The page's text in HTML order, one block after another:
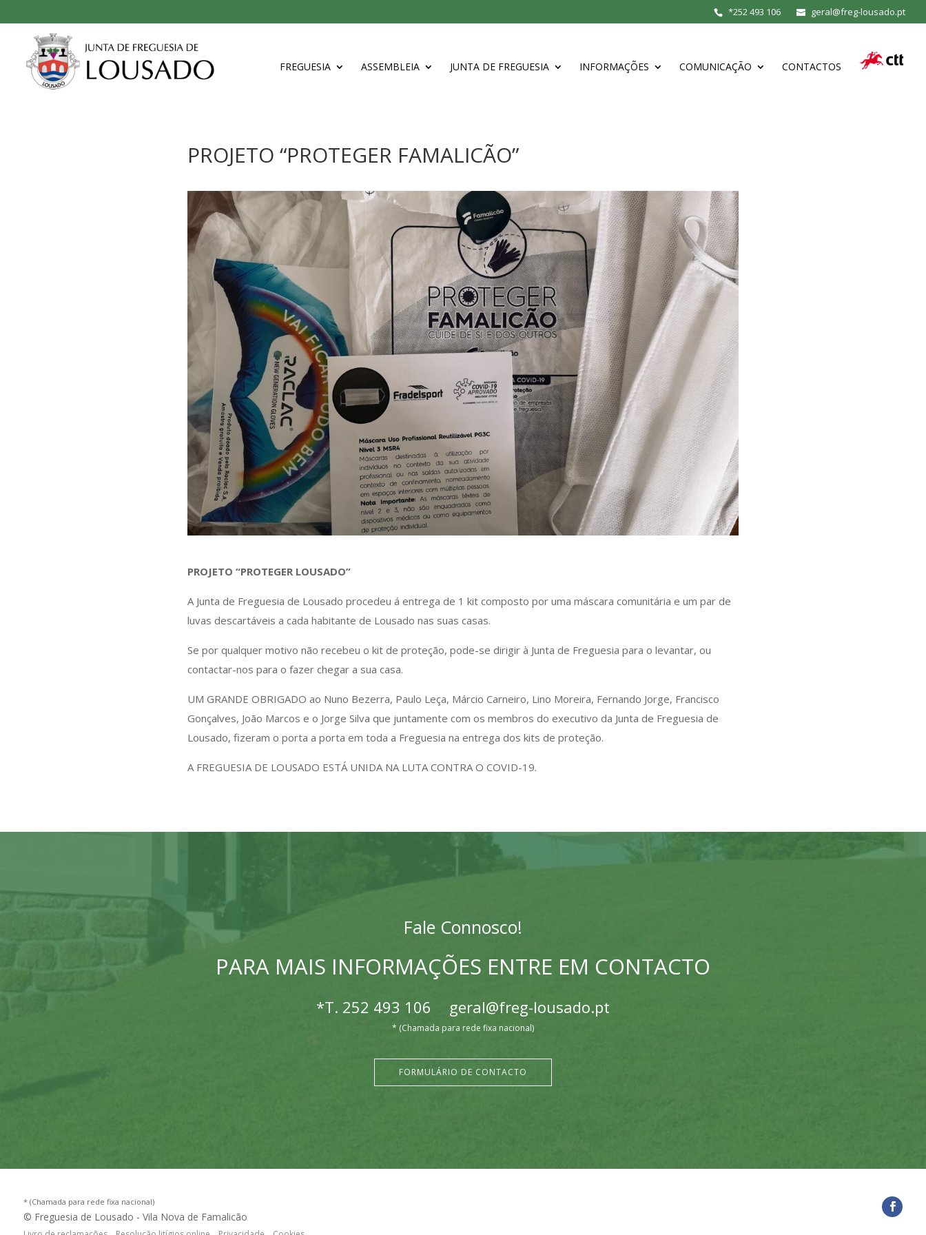
*252 493 106 geral@freg-lousado.pt
FREGUESIA ASSEMBLEIA JUNTA DE FREGUESIA INFORMAÇÕES COMUNICAÇÃO CONTACTOS
PROJETO “PROTEGER FAMALICÃO”
PROJETO “PROTEGER LOUSADO”
A Junta de Freguesia de Lousado procedeu á entrega de 1 kit composto por uma máscara comunitária e um par de
luvas descartáveis a cada habitante de Lousado nas suas casas.
Se por qualquer motivo não recebeu o kit de proteção, pode-se dirigir à Junta de Freguesia para o levantar, ou
contactar-nos para o fazer chegar a sua casa.
UM GRANDE OBRIGADO ao Nuno Bezerra, Paulo Leça, Márcio Carneiro, Lino Moreira, Fernando Jorge, Francisco
Gonçalves, João Marcos e o Jorge Silva que juntamente com os membros do executivo da Junta de Freguesia de
Lousado, fizeram o porta a porta em toda a Freguesia na entrega dos kits de proteção.
A FREGUESIA DE LOUSADO ESTÁ UNIDA NA LUTA CONTRA O COVID-19.
Fale Connosco!
PARA MAIS INFORMAÇÕES ENTRE EM CONTACTO
*T. 252 493 106 geral@freg-lousado.pt
* (Chamada para rede fixa nacional)
FORMULÁRIO DE CONTACTO
* (Chamada para rede fixa nacional)
© Freguesia de Lousado - Vila Nova de Famalicão